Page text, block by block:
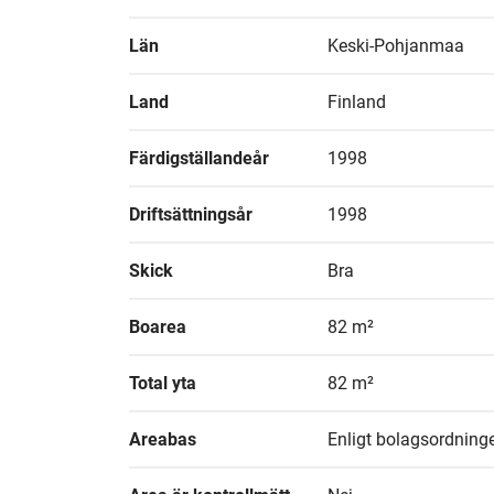
Län Keski-Pohjanmaa
Land Finland
Färdigställandeår 1998
Driftsättningsår 1998
Skick Bra
Boarea 82 m²
Total yta 82 m²
Areabas Enligt